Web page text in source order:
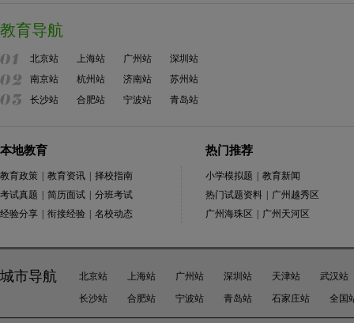
教育导航
北京站 上海站 广州站
深圳站
南京站
杭州站 济南站
苏州站
长沙站
合肥站 宁波站 青岛站
本地教育
教育政策 教育资讯
择校指南
考试真题
简历面试
分班考试
经验分享
衔接经验 名校动态
热门推荐
小学模拟题
教育新闻
热门试题资料
广州越秀区
广州海珠区
广州天河区
城市导航 北京站 上海站 广州站 深圳站 天津站
武汉站
长沙站
合肥站 宁波站 青岛站 石家庄站 全国